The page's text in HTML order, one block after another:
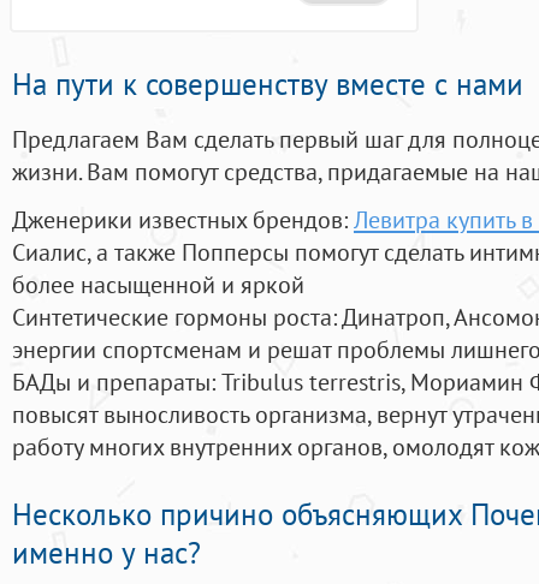
На пути к совершенству вместе с нами
Предлагаем Вам сделать первый шаг для
жизни. Вам помогут средства, придагаемые на
Дженерики известных брендов:Левитра купить
Сиалис, а также Попперсы помогут сделать
более насыщенной и яркой
Синтетические гормоны роста: Динатроп,
энергии спортсменам и решат проблемы
БАДы и препараты:Tribulus terrestris, Мориамин
повысят выносливость организма, вернут
работу многих внутренних органов, омолодят
Несколько причино объясняющих
именно у нас?